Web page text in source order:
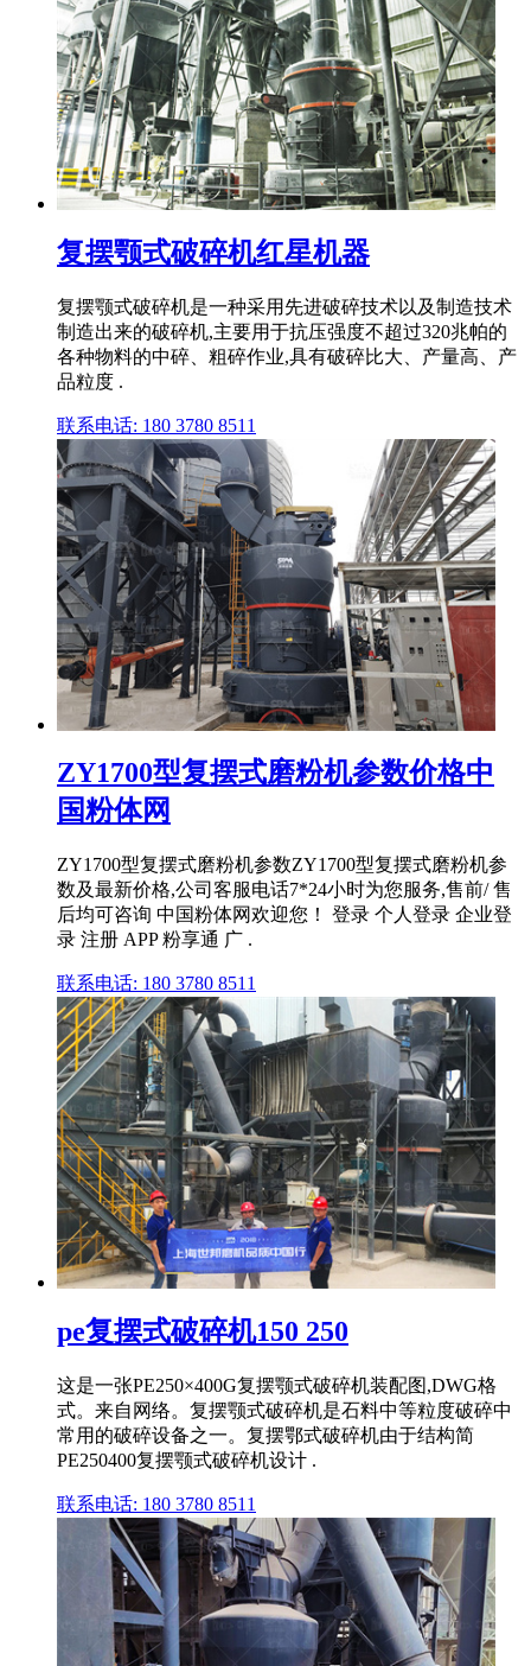
复摆颚式破碎机红星机器
复摆颚式破碎机是一种采用先进破碎技术以及制造技术
制造出来的破碎机,主要用于抗压强度不超过320兆帕的
各种物料的中碎、粗碎作业,具有破碎比大、产量高、产
品粒度 .
联系电话: 180 3780 8511
ZY1700型复摆式磨粉机参数价格中
国粉体网
ZY1700型复摆式磨粉机参数ZY1700型复摆式磨粉机参
数及最新价格,公司客服电话7*24小时为您服务,售前/ 售
后均可咨询 中国粉体网欢迎您！ 登录 个人登录 企业登
录 注册 APP 粉享通 广 .
联系电话: 180 3780 8511
pe复摆式破碎机150 250
这是一张PE250×400G复摆颚式破碎机装配图,DWG格
式。来自网络。复摆颚式破碎机是石料中等粒度破碎中
常用的破碎设备之一。复摆鄂式破碎机由于结构简
PE250400复摆颚式破碎机设计 .
联系电话: 180 3780 8511